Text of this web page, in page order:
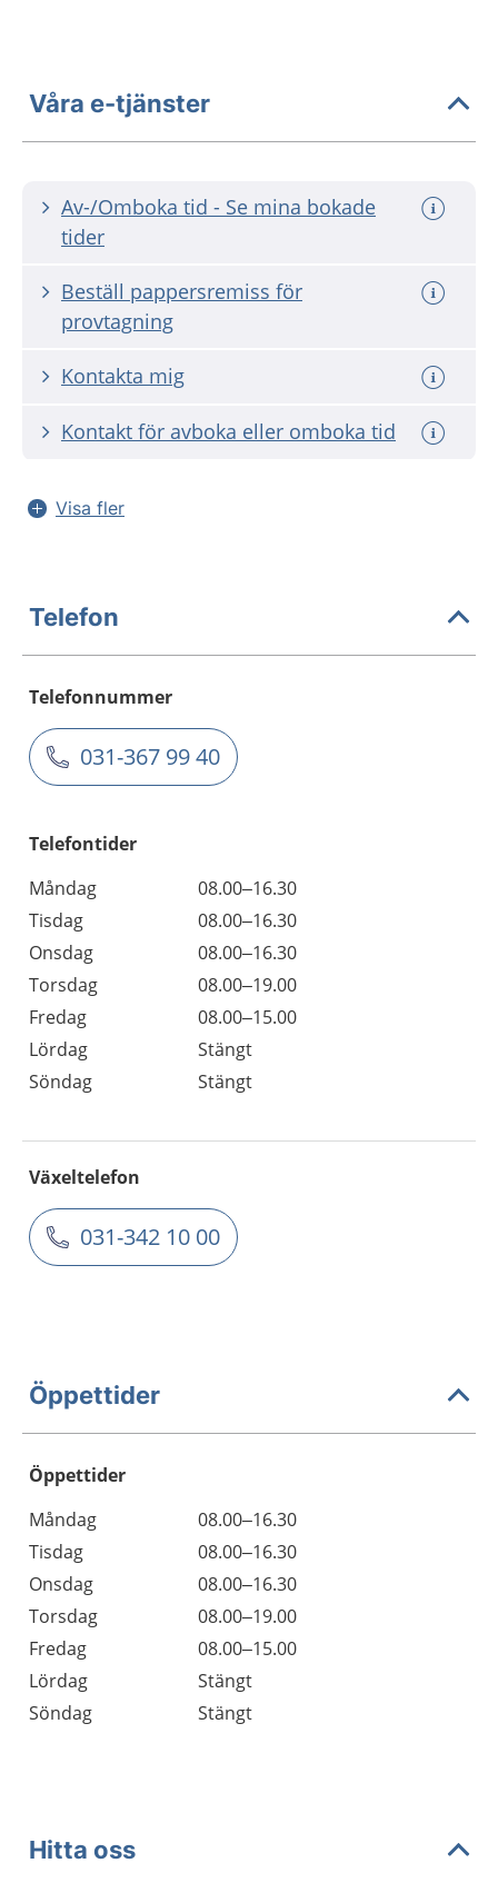
Våra e-tjänster
Av-/Omboka tid - Se mina bokade
tider
Beställ pappersremiss för
provtagning
Kontakta mig
Kontakt för avboka eller omboka tid
Visa fler
Telefon
Telefonnummer
031-367 99 40
Telefontider
Måndag
08.00–16.30
Tisdag
08.00–16.30
Onsdag
08.00–16.30
Torsdag
08.00–19.00
Fredag
08.00–15.00
Lördag
Stängt
Söndag
Stängt
Växeltelefon
031-342 10 00
Öppettider
Öppettider
Dag
Öppettider
Kommentarer
Måndag
08.00–16.30
Tisdag
08.00–16.30
Onsdag
08.00–16.30
Torsdag
08.00–19.00
Fredag
08.00–15.00
Lördag
Stängt
Söndag
Stängt
Hitta oss